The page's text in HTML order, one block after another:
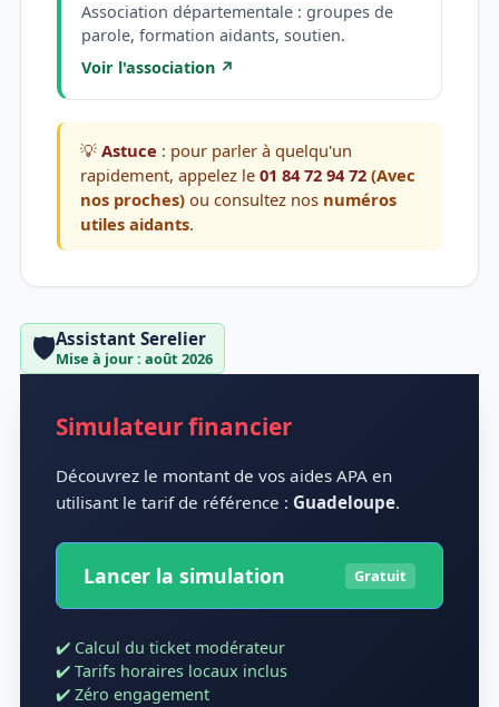
Association départementale : groupes de
parole, formation aidants, soutien.
Voir l'association ↗
💡Astuce : pour parler à quelqu'un
rapidement, appelez le01 84 72 94 72 (Avec
nos proches) ou consultez nos numéros
utiles aidants.
🛡️Assistant Serelier
Mise à jour : août 2026
Simulateur financier
Découvrez le montant de vos aides APA en
utilisant le tarif de référence : Guadeloupe.
Lancer la simulation Gratuit
✔️ Calcul du ticket modérateur
✔️ Tarifs horaires locaux inclus
✔️ Zéro engagement